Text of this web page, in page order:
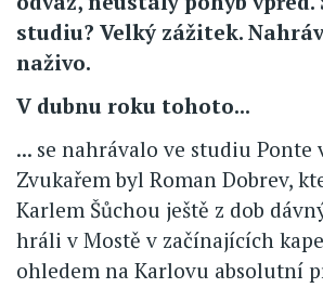
studiu? Velký zážitek.
naživo.
V dubnu roku tohoto...
... se nahrávalo ve studiu Ponte
Zvukařem byl Roman Dobrev,
Karlem Šůchou ještě z dob
hráli v Mostě v začínajících
ohledem na Karlovu absolutní